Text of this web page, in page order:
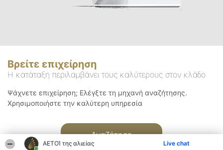
ΑΕΤΟΊ της αλιείας Live chat
Βρείτε επιχείρηση
Η κατάταξη περιλαμβάνει τους καλύτερους στον κλάδο
Ψάχνετε επιχείρηση; Ελέγξτε τη μηχανή αναζήτησης.
Χρησιμοποιήστε την καλύτερη υπηρεσία
Αναζήτηση